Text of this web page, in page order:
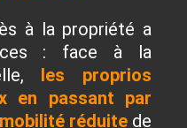
à la propriété a
: face à la
les proprios
en passant par
réduite de